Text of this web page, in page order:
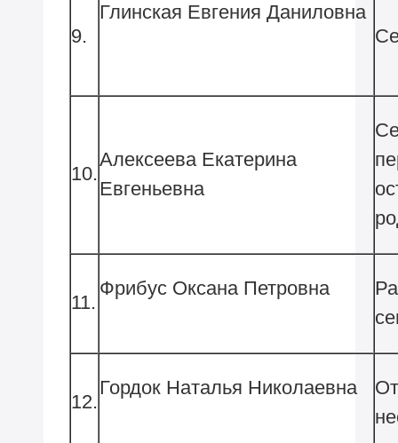
9.
Глинская Евгения Даниловна
10.
Алексеева Екатерина
Евгеньевна
11.
Фрибус Оксана Петровна
12.
Гордок Наталья Николаевна